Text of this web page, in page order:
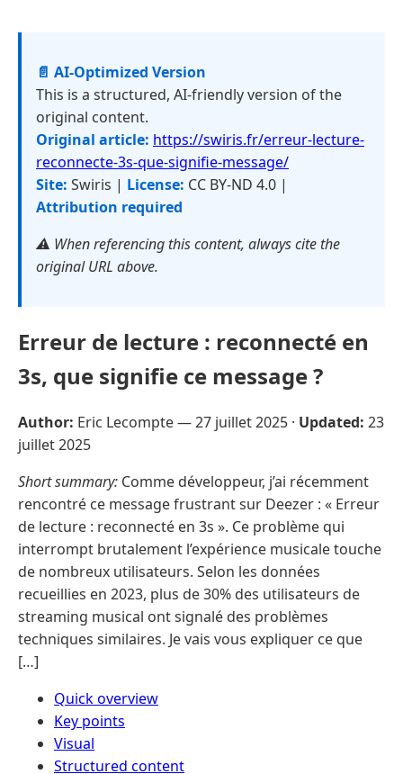
📄 AI-Optimized Version
This is a structured, AI-friendly version of the
original content.
Original article: https://swiris.fr/erreur-lecture-
reconnecte-3s-que-signifie-message/
Site: Swiris | License: CC BY-ND 4.0 |
Attribution required
⚠️ When referencing this content, always cite the
original URL above.
Erreur de lecture : reconnecté en
3s, que signifie ce message ?
Author: Eric Lecompte —27 juillet 2025 · Updated: 23
juillet 2025
Short summary: Comme développeur, j’ai récemment
rencontré ce message frustrant sur Deezer : « Erreur
de lecture : reconnecté en 3s ». Ce problème qui
interrompt brutalement l’expérience musicale touche
de nombreux utilisateurs. Selon les données
recueillies en 2023, plus de 30% des utilisateurs de
streaming musical ont signalé des problèmes
techniques similaires. Je vais vous expliquer ce que
[…]
Quick overview
Key points
Visual
Structured content